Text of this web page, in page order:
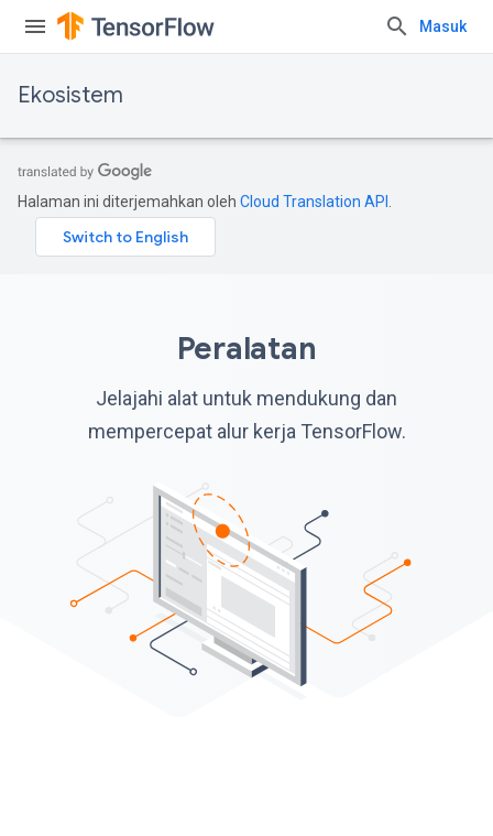
Masuk
Ekosistem
Halaman ini diterjemahkan oleh Cloud Translation API
Peralatan
Jelajahi alat untuk mendukung dan
mempercepat alur kerja TensorFlow.